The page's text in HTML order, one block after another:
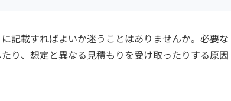
記載すればよいか迷うことはありませんか。必要な
り、想定と異なる見積もりを受け取ったりする原因